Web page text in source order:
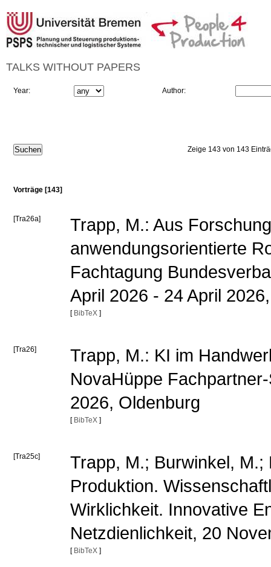
TALKS WITHOUT PAPERS
Year: Author:
Zeige 143 von 143
Vorträge [143]
[Tra26a]
Trapp, M.: Aus
anwendungsorientierte
Fachtagung
April 2026 - 24 April
[ BibTeX ]
[Tra26]
Trapp, M.: KI im
NovaHüppe
2026, Oldenburg
[ BibTeX ]
[Tra25c]
Trapp, M.; Burwinkel,
Produktion.
Wirklichkeit. Innovative
Netzdienlichkeit, 20
[ BibTeX ]